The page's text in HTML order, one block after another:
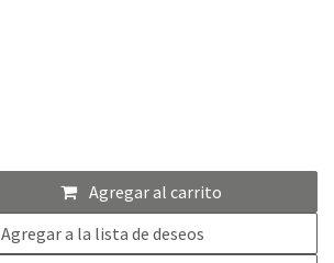
Agregar al carrito
Agregar a la lista de deseos